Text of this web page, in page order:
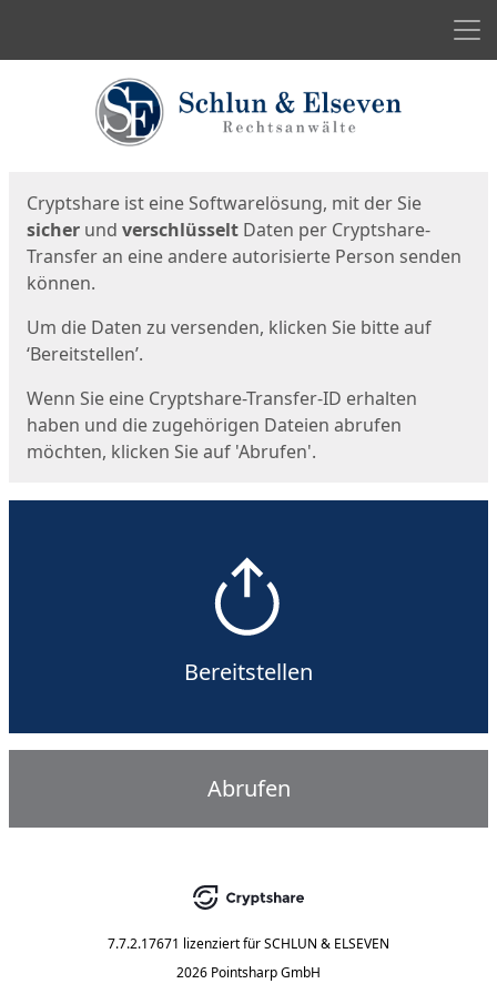
Cryptshare ist eine Softwarelösung, mit der Sie
sicher und verschlüsselt Daten per Cryptshare-
Transfer an eine andere autorisierte Person senden
können.
Um die Daten zu versenden, klicken Sie bitte auf
‘Bereitstellen’.
Wenn Sie eine Cryptshare-Transfer-ID erhalten
haben und die zugehörigen Dateien abrufen
möchten, klicken Sie auf 'Abrufen'.
Bereitstellen
Abrufen
7.7.2.17671 lizenziert fürSCHLUN & ELSEVEN
2026 Pointsharp GmbH